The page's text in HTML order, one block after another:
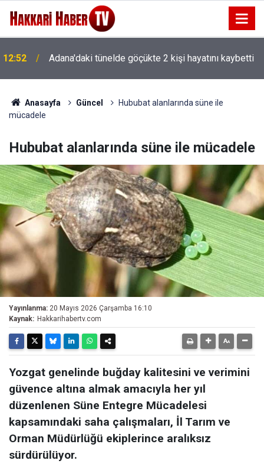
12:29 Parlak’tan yaban keçisi ihalesine tepki
Anasayfa Güncel
Hububat alanlarında süne ile
mücadele
Hububat alanlarında süne ile mücadele
Yayınlanma: 20 Mayıs 2026 Çarşamba 16:10
Kaynak: Hakkarihabertv.com
Yozgat genelinde buğday kalitesini ve verimini
güvence altına almak amacıyla her yıl
düzenlenen Süne Entegre Mücadelesi
kapsamındaki saha çalışmaları, İl Tarım ve
Orman Müdürlüğü ekiplerince aralıksız
sürdürülüyor.